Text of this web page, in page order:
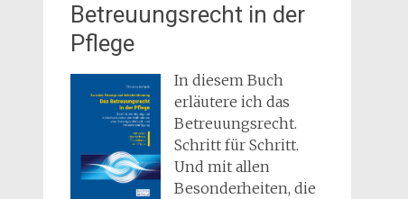
Betreuungsrecht in der
Pflege
In diesem Buch
erläutere ich das
Betreuungsrecht.
Schritt für Schritt.
Und mit allen
Besonderheiten, die